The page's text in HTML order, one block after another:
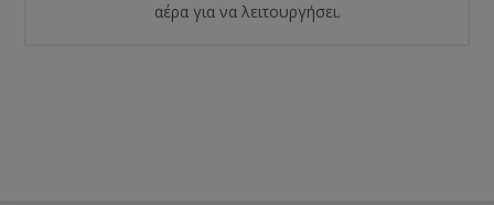
αέρα για να λειτουργήσει.